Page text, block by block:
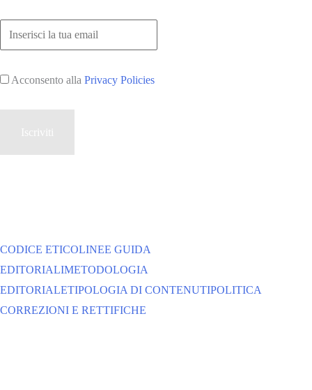
Acconsento alla Privacy Policies
CODICE ETICOLINEE GUIDA
EDITORIALIMETODOLOGIA
EDITORIALETIPOLOGIA DI CONTENUTIPOLITICA
CORREZIONI E RETTIFICHE